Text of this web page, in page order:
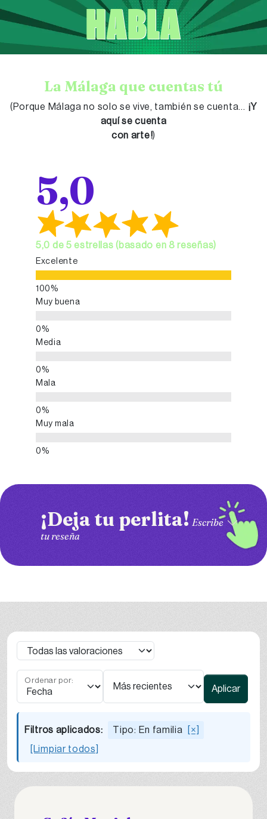
Skip to main contentHABLA
La Málaga que cuentas tú
(Porque Málaga no solo se vive, también se cuenta… ¡Y
aquí se cuenta
con arte!)
5,0
5,0 de 5 estrellas (basado en 8 reseñas)
Excelente
Muy buena
Media
Mala
Muy mala
¡Deja tu perlita! Escribe
tu reseña
Ordenar por:
Aplicar
Filtros aplicados: Tipo: En familia
[×]
[Limpiar todos]